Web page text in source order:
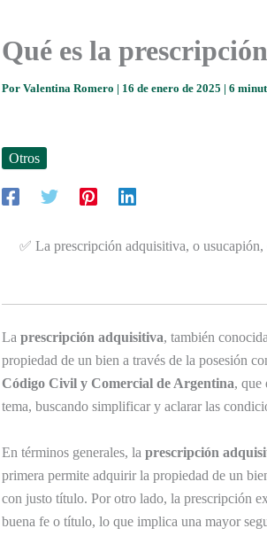
Qué es la
Por Valentina Romero | 16 de enero de 2025 | 6
Otros
✅ La prescripción adquisitiva, o
La prescripción adquisitiva, también
propiedad de un bien a través de la posesión
Código Civil y Comercial de Argentina, que
tema, buscando simplificar y aclarar las
En términos generales, la prescripción
primera permite adquirir la propiedad de un
con justo título. Por otro lado, la prescripción
buena fe o título, lo que implica una mayor